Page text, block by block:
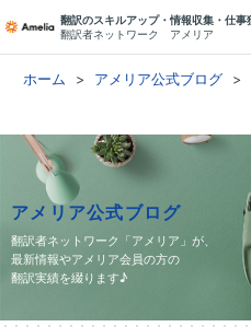
翻訳のスキルアップ・情報収集・仕事
翻訳者ネットワーク アメリア
ホーム アメリア公式ブログ
アメリア公式ブログ
翻訳者ネットワーク「アメリア」が、
最新情報やアメリア会員の方の
翻訳実績を綴ります♪